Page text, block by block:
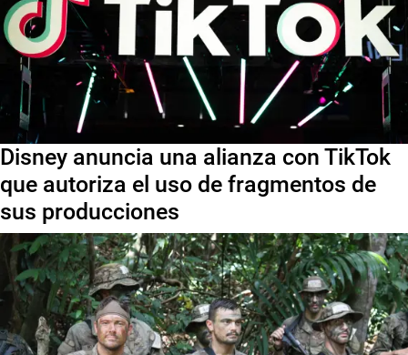
Disney anuncia una alianza con TikTok
que autoriza el uso de fragmentos de
sus producciones